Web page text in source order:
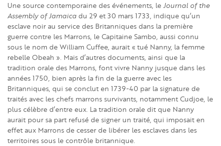
Une source contemporaine des événements, le Journal of the
Assembly of Jamaica du 29 et 30 mars 1733, indique qu’un
esclave noir au service des Britanniques dans la première
guerre contre les Marrons, le Capitaine Sambo, aussi connu
sous le nom de William Cuffee, aurait « tué Nanny, la femme
rebelle Obeah ». Mais d’autres documents, ainsi que la
tradition orale des Marrons, font vivre Nanny jusque dans les
années 1750, bien après la fin de la guerre avec les
Britanniques, qui se conclut en 1739-40 par la signature de
traités avec les chefs marrons survivants, notamment Cudjoe, le
plus célèbre d’entre eux. La tradition orale dit que Nanny
aurait pour sa part refusé de signer un traité, qui imposait en
effet aux Marrons de cesser de libérer les esclaves dans les
territoires sous le contrôle britannique.